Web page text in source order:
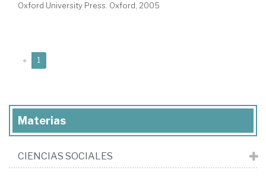
Oxford University Press. Oxford, 2005
« 1
Materias
CIENCIAS SOCIALES